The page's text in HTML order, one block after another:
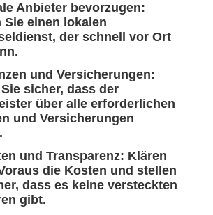
Anbieter bevorzugen:
Sie einen lokalen
der schnell vor Ort
und Versicherungen:
sicher, dass der
über alle erforderlichen
und Versicherungen
und Transparenz: Klären
die Kosten und stellen
dass es keine versteckten
gibt.